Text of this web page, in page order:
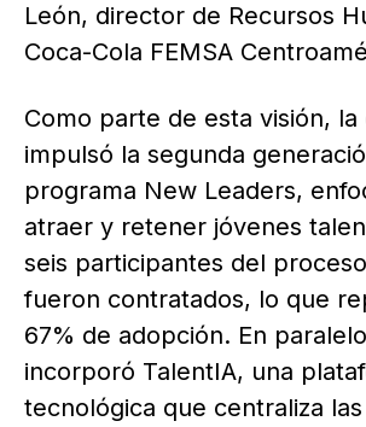
León, director de Recursos
Coca-Cola FEMSA
Como parte de esta visión, la
impulsó la segunda
programa New Leaders,
atraer y retener jóvenes
seis participantes del
fueron contratados, lo que
67% de adopción. En
incorporó TalentIA, una
tecnológica que centraliza las